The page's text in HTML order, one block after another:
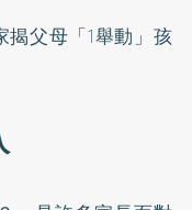
父母「1舉動」孩